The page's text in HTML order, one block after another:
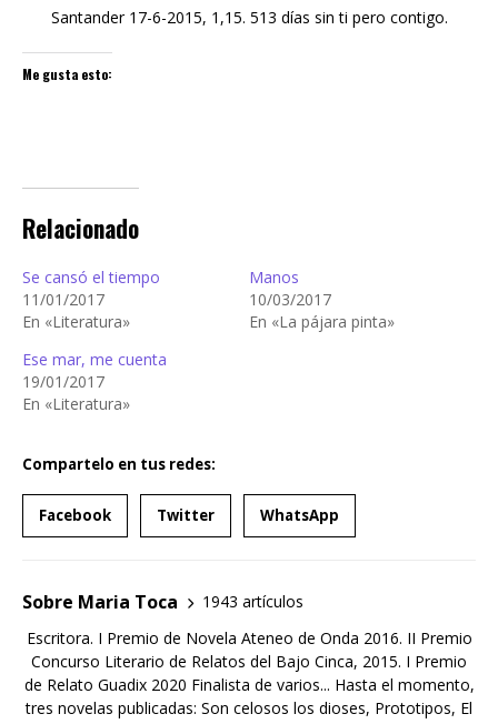
Santander 17-6-2015, 1,15. 513 días sin ti pero contigo.
Me gusta esto:
Relacionado
Se cansó el tiempo
11/01/2017
En «Literatura»
Manos
10/03/2017
En «La pájara pinta»
Ese mar, me cuenta
19/01/2017
En «Literatura»
Compartelo en tus redes:
Facebook Twitter WhatsApp
Sobre Maria Toca
1943 artículos
Escritora. I Premio de Novela Ateneo de Onda 2016. II Premio
Concurso Literario de Relatos del Bajo Cinca, 2015. I Premio
de Relato Guadix 2020 Finalista de varios... Hasta el momento,
tres novelas publicadas: Son celosos los dioses, Prototipos, El